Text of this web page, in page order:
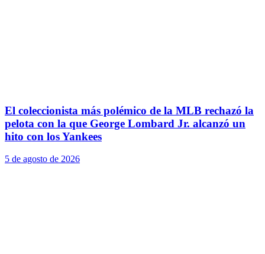
El coleccionista más polémico de la MLB rechazó la
pelota con la que George Lombard Jr. alcanzó un
hito con los Yankees
5 de agosto de 2026